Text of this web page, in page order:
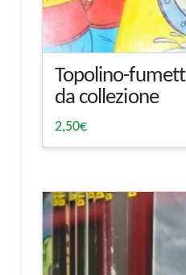
Topolino-
da collezione
2,50€